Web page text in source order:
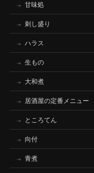
甘味処
刺し盛り
ハラス
生もの
大和煮
居酒屋の定番メニュー
ところてん
向付
青煮